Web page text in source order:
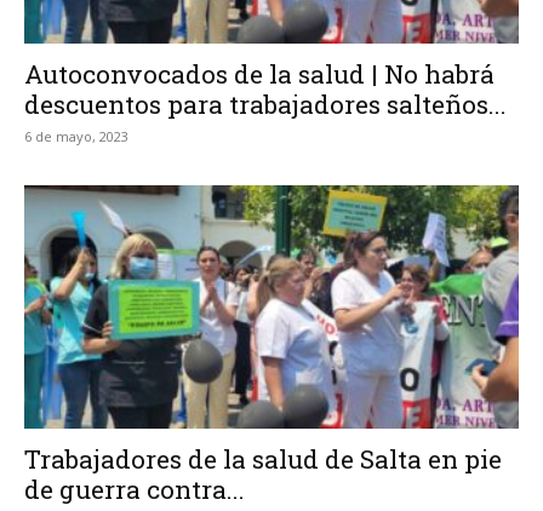
Autoconvocados de la salud | No habrá
descuentos para trabajadores salteños...
6 de mayo, 2023
Trabajadores de la salud de Salta en pie
de guerra contra...